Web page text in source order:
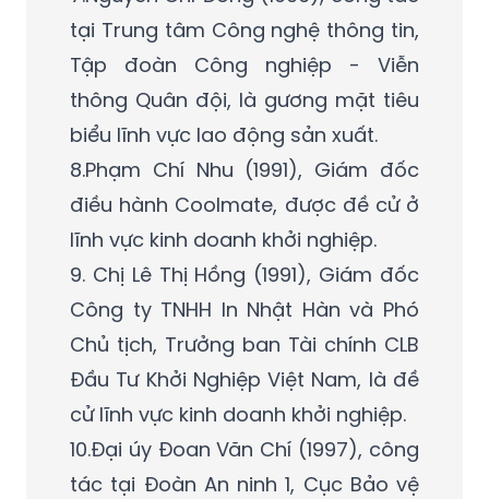
tại Trung tâm Công nghệ thông tin,
Tập đoàn Công nghiệp - Viễn
thông Quân đội, là gương mặt tiêu
biểu lĩnh vực lao động sản xuất.
8.Phạm Chí Nhu (1991), Giám đốc
điều hành Coolmate, được đề cử ở
lĩnh vực kinh doanh khởi nghiệp.
9. Chị Lê Thị Hồng (1991), Giám đốc
Công ty TNHH In Nhật Hàn và Phó
Chủ tịch, Trưởng ban Tài chính CLB
Đầu Tư Khởi Nghiệp Việt Nam, là đề
cử lĩnh vực kinh doanh khởi nghiệp.
10.Đại úy Đoan Văn Chí (1997), công
tác tại Đoàn An ninh 1, Cục Bảo vệ